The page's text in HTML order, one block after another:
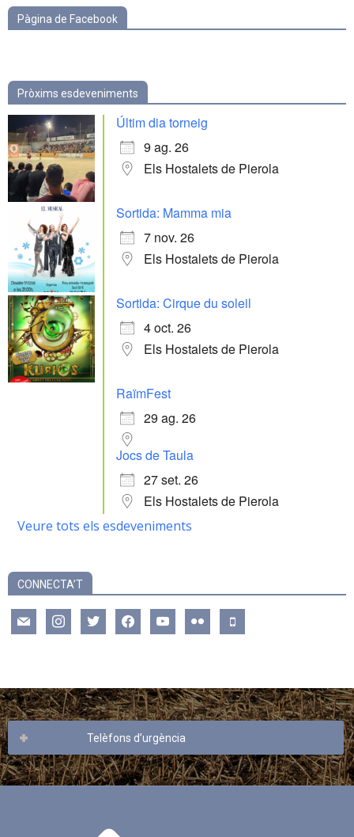
Pàgina de Facebook
Pròxims esdeveniments
Últim dia torneig
9 ag. 26
Els Hostalets de Pierola
Sortida: Mamma mia
7 nov. 26
Els Hostalets de Pierola
Sortida: Cirque du soleil
4 oct. 26
Els Hostalets de Pierola
RaïmFest
29 ag. 26
Jocs de Taula
27 set. 26
Els Hostalets de Pierola
Veure tots els esdeveniments
CONNECTA’T
mail instagramtwitter facebookyoutube flickr mobile
Telèfons d’urgència